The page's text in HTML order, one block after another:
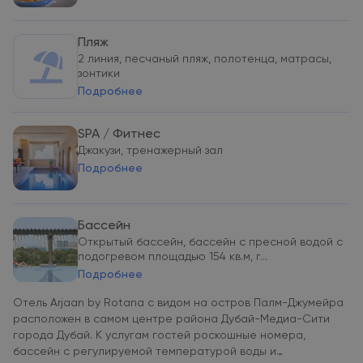
Пляж
2 линия, песчаный пляж, полотенца, матрасы,
зонтики
Подробнее
SPA / Фитнес
Джакузи, тренажерный зал
Подробнее
Бассейн
Открытый бассейн, бассейн с пресной водой с
подогревом площадью 154 кв.м, г...
Подробнее
Отель Arjaan by Rotana с видом на остров Палм-Джумейра
расположен в самом центре района Дубай-Медиа-Сити
города Дубай. К услугам гостей роскошные номера,
бассейн с регулируемой температурой воды и